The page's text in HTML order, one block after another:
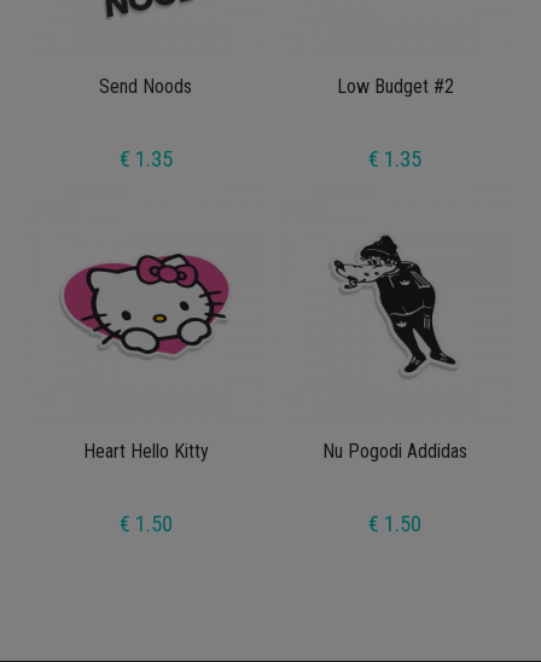
Send Noods
€ 1.35
Low Budget #2
€ 1.35
Heart Hello Kitty
€ 1.50
Nu Pogodi Addidas
€ 1.50